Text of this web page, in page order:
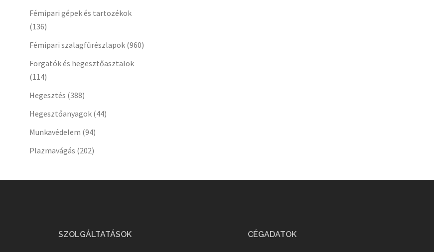
Fémipari gépek és tartozékok
(136)
Fémipari szalagfűrészlapok (960)
Forgatók és hegesztőasztalok
(114)
Hegesztés (388)
Hegesztőanyagok (44)
Munkavédelem (94)
Plazmavágás (202)
SZOLGÁLTATÁSOK CÉGADATOK